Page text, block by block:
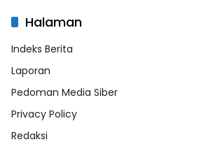
Halaman
Indeks Berita
Laporan
Pedoman Media Siber
Privacy Policy
Redaksi